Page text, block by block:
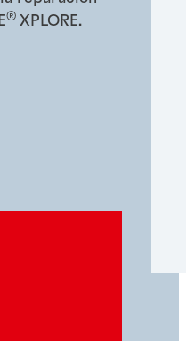
®XPLORE.